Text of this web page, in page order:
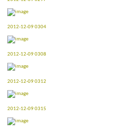
2012-12-09 0304
2012-12-09 0308
2012-12-09 0312
2012-12-09 0315